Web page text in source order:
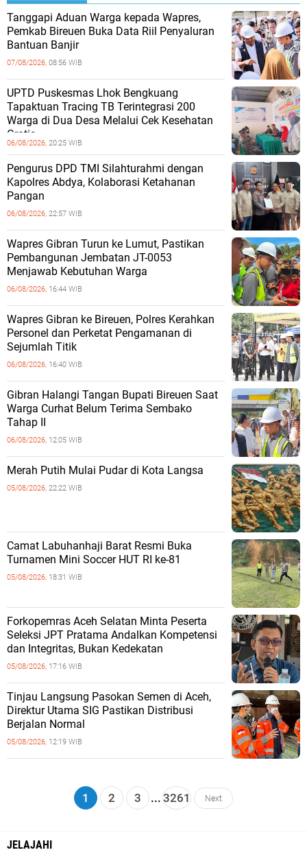
Tanggapi Aduan Warga kepada Wapres,
Pemkab Bireuen Buka Data Riil Penyaluran
Bantuan Banjir
07/08/2026, 08:56 WIB
UPTD Puskesmas Lhok Bengkuang
Tapaktuan ‎Tracing TB Terintegrasi 200
Warga di Dua Desa Melalui Cek Kesehatan
Gratis
06/08/2026, 20:25 WIB
Pengurus DPD TMI Silahturahmi dengan
Kapolres Abdya, Kolaborasi Ketahanan
Pangan
06/08/2026, 22:57 WIB
Wapres Gibran Turun ke Lumut, Pastikan
Pembangunan Jembatan JT-0053
Menjawab Kebutuhan Warga
06/08/2026, 16:44 WIB
Wapres Gibran ke Bireuen, Polres Kerahkan
Personel dan Perketat Pengamanan di
Sejumlah Titik
06/08/2026, 16:40 WIB
Gibran Halangi Tangan Bupati Bireuen Saat
Warga Curhat Belum Terima Sembako
Tahap II
06/08/2026, 12:05 WIB
Merah Putih Mulai Pudar di Kota Langsa
05/08/2026, 22:22 WIB
Camat Labuhanhaji Barat Resmi Buka
Turnamen Mini Soccer HUT RI ke-81
05/08/2026, 18:31 WIB
Forkopemras Aceh Selatan Minta Peserta
Seleksi JPT Pratama Andalkan Kompetensi
dan Integritas, Bukan Kedekatan
05/08/2026, 17:16 WIB
‎Tinjau Langsung Pasokan Semen di Aceh,
‎Direktur Utama SIG Pastikan Distribusi
Berjalan Normal ‎
05/08/2026, 12:19 WIB
1 2 3 ... 3261 Next
JELAJAHI